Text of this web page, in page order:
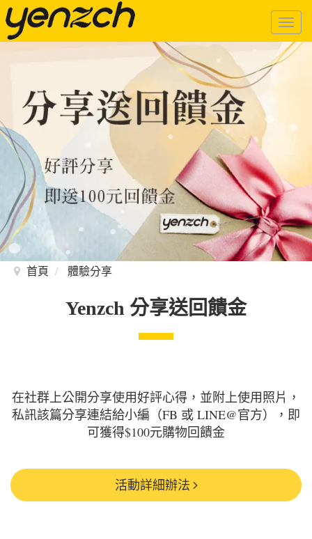
首頁 體驗分享
Yenzch 分享送回饋金
在社群上公開分享使用好評心得，並附上使用照片，
私訊該篇分享連結給小編（FB 或 LINE@官方），即
可獲得$100元購物回饋金
活動詳細辦法